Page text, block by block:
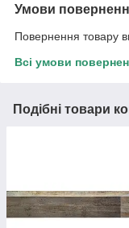
Умови
Повернення товару
Всі умови
Подібні товари